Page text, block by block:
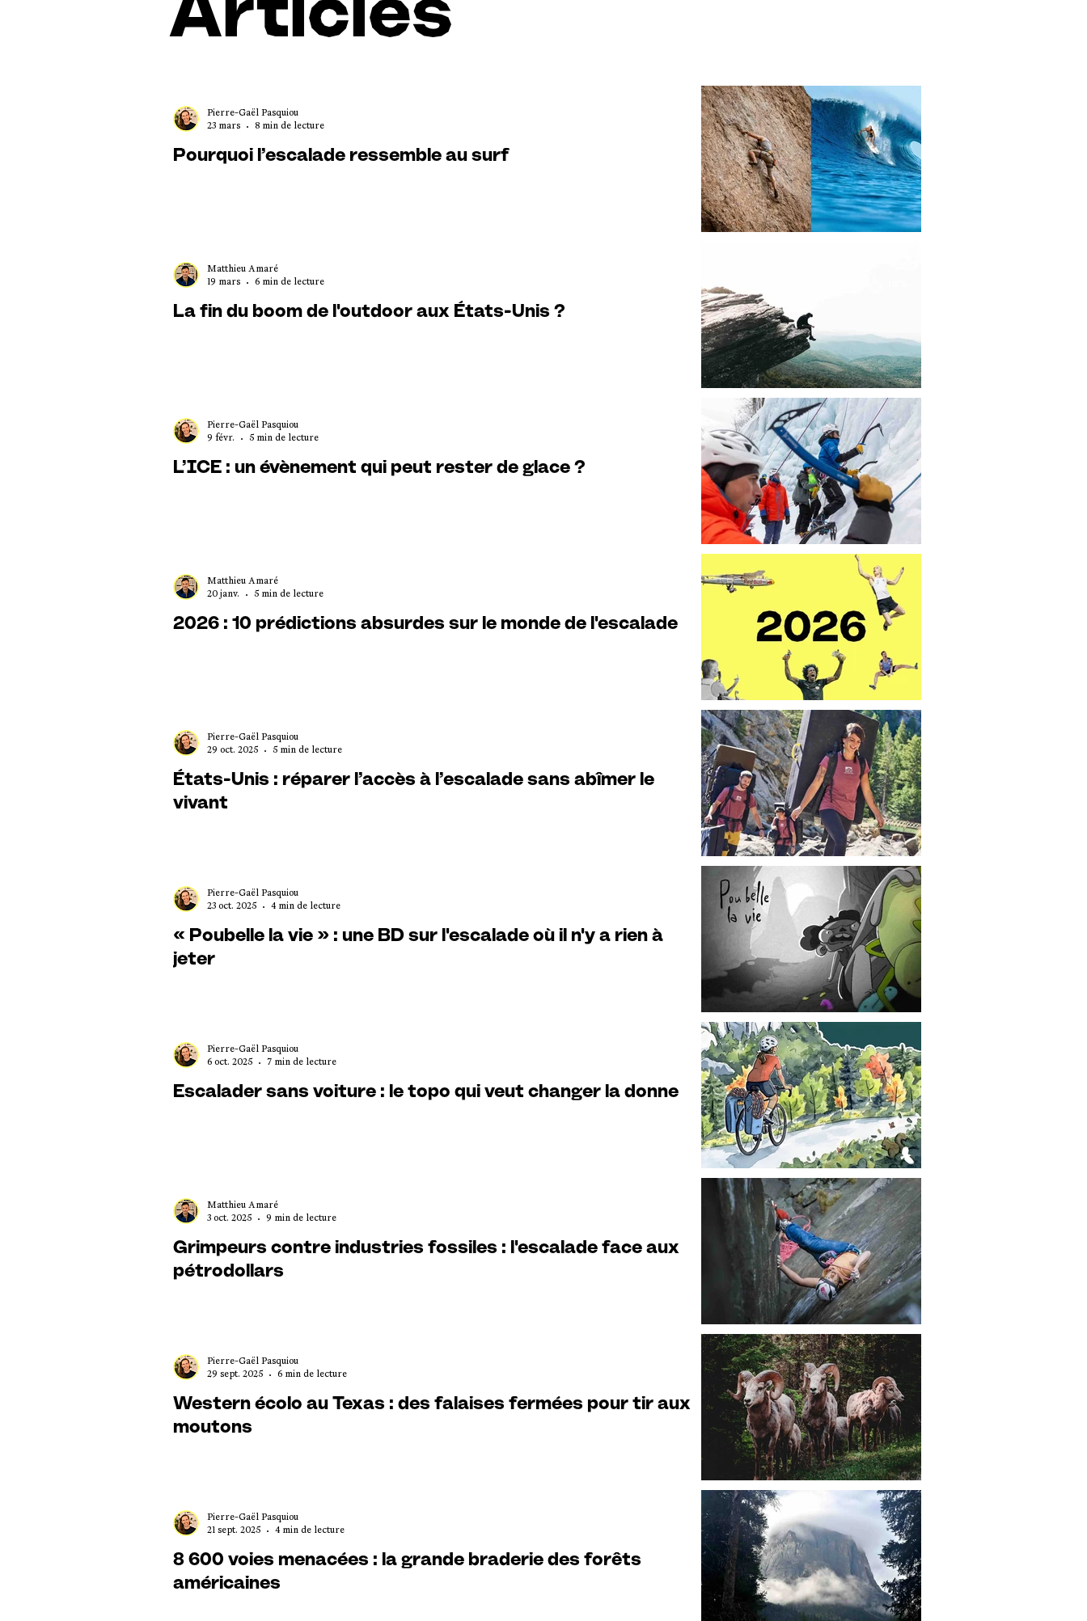
Pourquoi l’escalade ressemble au surf
Pierre-Gaël Pasquiou
23 mars
8 min de lecture
La fin du boom de l'outdoor aux États-Unis ?
Matthieu Amaré
19 mars
6 min de lecture
L’ICE : un évènement qui peut rester de glace ?
Pierre-Gaël Pasquiou
9 févr.
5 min de lecture
2026 : 10 prédictions absurdes sur le monde de l'escalade
Matthieu Amaré
20 janv.
5 min de lecture
États-Unis : réparer l’accès à l’escalade sans abîmer le
vivant
Pierre-Gaël Pasquiou
29 oct. 2025
5 min de lecture
« Poubelle la vie » : une BD sur l'escalade où il n'y a rien à
jeter
Pierre-Gaël Pasquiou
23 oct. 2025
4 min de lecture
Escalader sans voiture : le topo qui veut changer la donne
Pierre-Gaël Pasquiou
6 oct. 2025
7 min de lecture
Grimpeurs contre industries fossiles : l'escalade face aux
pétrodollars
Matthieu Amaré
3 oct. 2025
9 min de lecture
Western écolo au Texas : des falaises fermées pour tir aux
moutons
Pierre-Gaël Pasquiou
29 sept. 2025
6 min de lecture
8 600 voies menacées : la grande braderie des forêts
américaines
Pierre-Gaël Pasquiou
21 sept. 2025
4 min de lecture